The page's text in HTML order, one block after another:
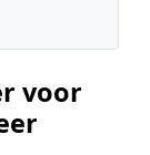
voor